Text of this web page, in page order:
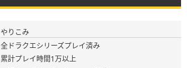
やりこみ
全ドラクエシリーズプレイ済み
累計プレイ時間1万以上